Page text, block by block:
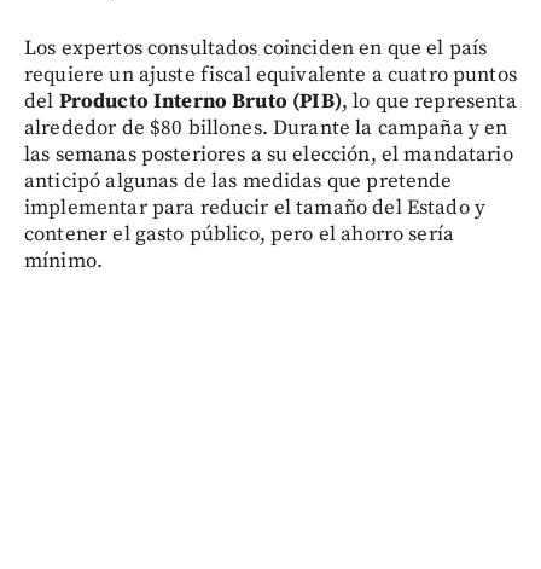
Los expertos consultados coinciden en que el país
requiere un ajuste fiscal equivalente a cuatro puntos
del Producto Interno Bruto (PIB), lo que representa
alrededor de $80 billones. Durante la campaña y en
las semanas posteriores a su elección, el mandatario
anticipó algunas de las medidas que pretende
implementar para reducir el tamaño del Estado y
contener el gasto público, pero el ahorro sería
mínimo.